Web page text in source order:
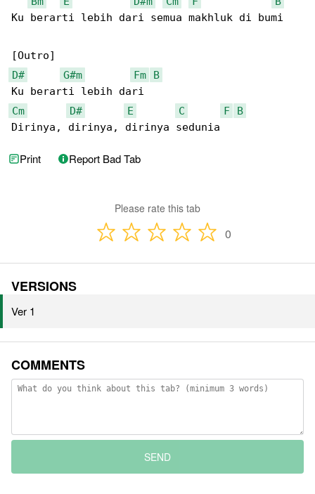
Ku berarti lebih dari semua makhluk di bumi
D#
G#m Fm
B
Cm
D# E C F
B
Dirinya, dirinya, dirinya sedunia
Print Report Bad Tab
Please rate this tab
0
VERSIONS
Ver 1
COMMENTS
SEND